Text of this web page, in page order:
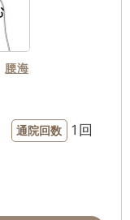
腰海
通院回数 1回